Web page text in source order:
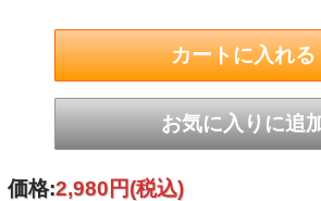
適応サイズ
ウエスト91/84/77/
カラー
ブラック
素材
合成ゴム、ナイロン
タン
価格:2,980円(税込)